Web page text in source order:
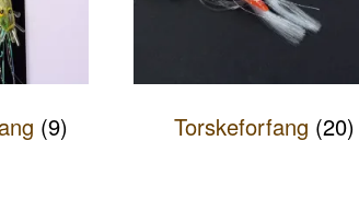
(9) Torskeforfang (20)